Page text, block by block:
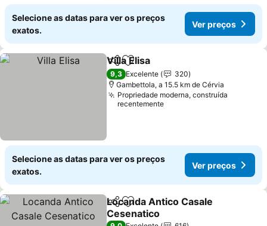
Selecione as datas para ver os preços
exatos.
Ver preços
PartilharAdicionar aos favoritos
Villa Elisa
9,3 Excelente
320
Gambettola, a 15.5 km de Cérvia
Propriedade moderna, construída
recentemente
Selecione as datas para ver os preços
exatos.
Ver preços
PartilharAdicionar aos favoritos
Locanda Antico Casale
Cesenatico